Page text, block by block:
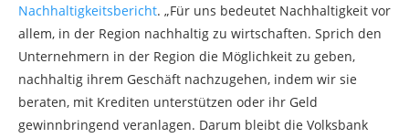
Nachhaltigkeitsbericht. „Für uns bedeutet Nachhaltigkeit vor
allem, in der Region nachhaltig zu wirtschaften. Sprich den
Unternehmern in der Region die Möglichkeit zu geben,
nachhaltig ihrem Geschäft nachzugehen, indem wir sie
beraten, mit Krediten unterstützen oder ihr Geld
gewinnbringend veranlagen. Darum bleibt die Volksbank